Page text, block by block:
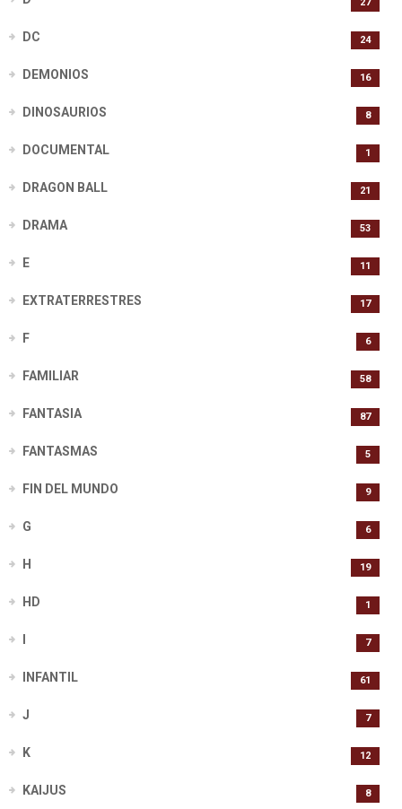
DC 24
DEMONIOS 16
DINOSAURIOS 8
DOCUMENTAL 1
DRAGON BALL 21
DRAMA 53
E 11
EXTRATERRESTRES 17
F 6
FAMILIAR 58
FANTASIA 87
FANTASMAS 5
FIN DEL MUNDO 9
G 6
H 19
HD 1
7
INFANTIL 61
J 7
K 12
KAIJUS 8